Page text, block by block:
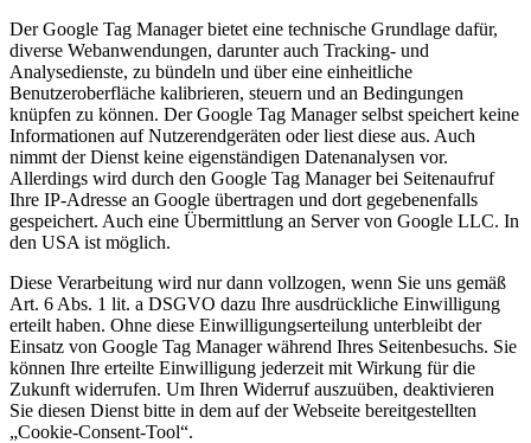
Der Google Tag Manager bietet eine technische Grundlage dafür,
diverse Webanwendungen, darunter auch Tracking- und
Analysedienste, zu bündeln und über eine einheitliche
Benutzeroberfläche kalibrieren, steuern und an Bedingungen
knüpfen zu können. Der Google Tag Manager selbst speichert keine
Informationen auf Nutzerendgeräten oder liest diese aus. Auch
nimmt der Dienst keine eigenständigen Datenanalysen vor.
Allerdings wird durch den Google Tag Manager bei Seitenaufruf
Ihre IP-Adresse an Google übertragen und dort gegebenenfalls
gespeichert. Auch eine Übermittlung an Server von Google LLC. In
den USA ist möglich.
Diese Verarbeitung wird nur dann vollzogen, wenn Sie uns gemäß
Art. 6 Abs. 1 lit. a DSGVO dazu Ihre ausdrückliche Einwilligung
erteilt haben. Ohne diese Einwilligungserteilung unterbleibt der
Einsatz von Google Tag Manager während Ihres Seitenbesuchs. Sie
können Ihre erteilte Einwilligung jederzeit mit Wirkung für die
Zukunft widerrufen. Um Ihren Widerruf auszuüben, deaktivieren
Sie diesen Dienst bitte in dem auf der Webseite bereitgestellten
„Cookie-Consent-Tool“.